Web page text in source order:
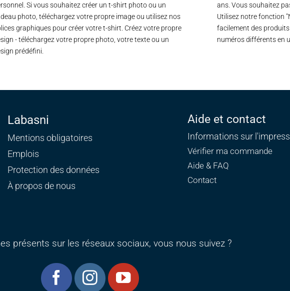
Si vous souhaitez créer un t-shirt photo ou un
photo, téléchargez votre propre image ou utilisez nos
graphiques pour créer votre t-shirt. Créez votre propre
- téléchargez votre propre photo, votre texte ou un
prédéfini.
ans. Vous souhaitez
Utilisez notre fonction
facilement des
numéros différents en
Labasni
Mentions obligatoires
Emplois
Protection des données
À propos de nous
Aide et contact
Informations sur
Vérifier ma commande
Aide & FAQ
Contact
présents sur les réseaux sociaux, vous nous suivez ?